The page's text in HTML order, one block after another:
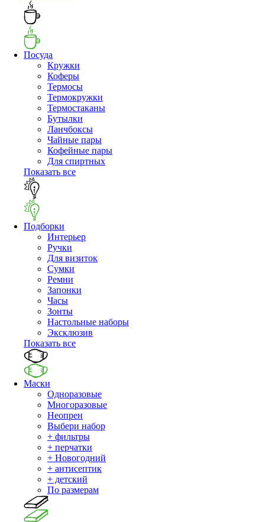
Посуда
Кружки
Коферы
Термосы
Термокружки
Термостаканы
Бутылки
Ланчбоксы
Чайные пары
Кофейные пары
Для спиртных
Показать все
Подборки
Интерьер
Ручки
Для визиток
Сумки
Ремни
Запонки
Часы
Зонты
Настольные наборы
Эксклюзив
Показать все
Маски
Одноразовые
Многоразовые
Неопрен
Выбери набор
+ фильтры
+ перчатки
+ Новогодний
+ антисептик
+ детский
По размерам